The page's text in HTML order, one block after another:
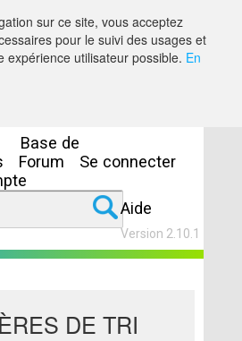
Base de
Forum
Se connecter
Aide
Version 2.10.1
DE TRI
sur ce site, vous acceptez
pour le suivi des usages et
expérience utilisateur possible. En